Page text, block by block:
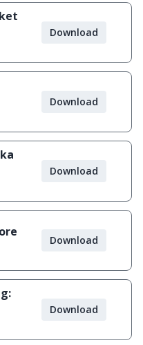
Download
Download
Download
Download
Download